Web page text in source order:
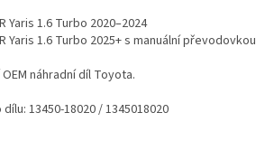
Yaris 1.6 Turbo 2020–2024
Yaris 1.6 Turbo 2025+ s manuální převodovkou
náhradní díl Toyota.
dílu: 13450-18020 / 1345018020